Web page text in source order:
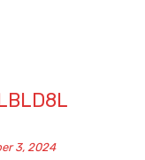
3, 2024